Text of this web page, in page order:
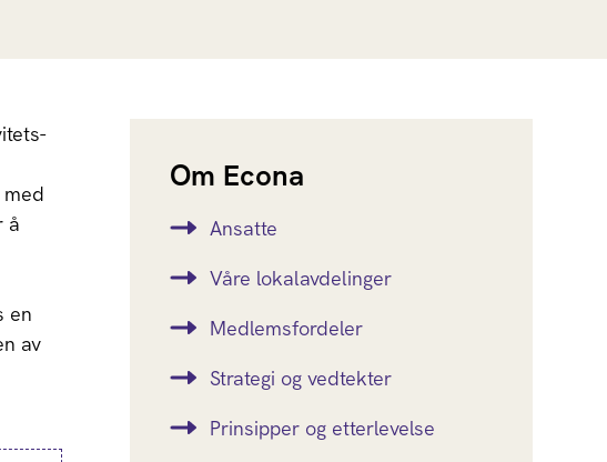
å
en
av
Om Econa
Ansatte
Våre lokalavdelinger
Medlemsfordeler
Strategi og vedtekter
Prinsipper og etterlevelse